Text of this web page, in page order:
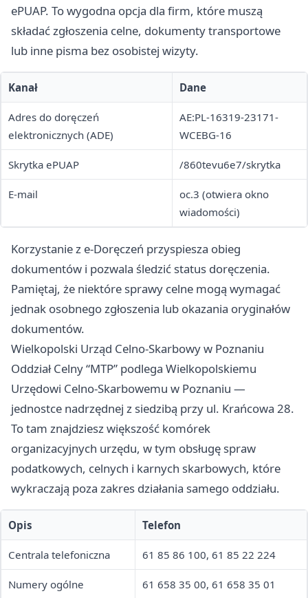
ePUAP. To wygodna opcja dla firm, które muszą
składać zgłoszenia celne, dokumenty transportowe
lub inne pisma bez osobistej wizyty.
Kanał Dane
Adres do doręczeń
elektronicznych (ADE)
AE:PL-16319-23171-
WCEBG-16
Skrytka ePUAP /860tevu6e7/skrytka
E-mail
oc.3 (otwiera okno
wiadomości)
Korzystanie z e-Doręczeń przyspiesza obieg
dokumentów i pozwala śledzić status doręczenia.
Pamiętaj, że niektóre sprawy celne mogą wymagać
jednak osobnego zgłoszenia lub okazania oryginałów
dokumentów.
Wielkopolski Urząd Celno-Skarbowy w Poznaniu
Oddział Celny “MTP” podlega Wielkopolskiemu
Urzędowi Celno-Skarbowemu w Poznaniu —
jednostce nadrzędnej z siedzibą przy ul. Krańcowa 28.
To tam znajdziesz większość komórek
organizacyjnych urzędu, w tym obsługę spraw
podatkowych, celnych i karnych skarbowych, które
wykraczają poza zakres działania samego oddziału.
Opis Telefon
Centrala telefoniczna 61 85 86 100, 61 85 22 224
Numery ogólne 61 658 35 00, 61 658 35 01